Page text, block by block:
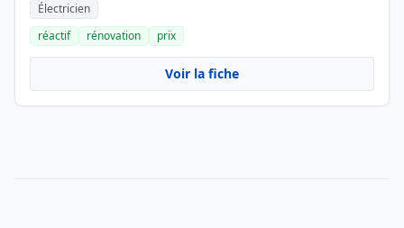
Électricien
réactif
rénovation prix
Voir la fiche